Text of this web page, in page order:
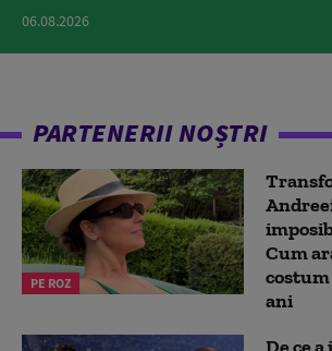
06.08.2026
PARTENERII NOȘTRI
PE ROZ
Cum
costum
ani